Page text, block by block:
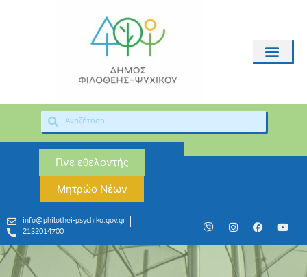
Γίνε εθελοντής
Μητρώο Νέων
info@philothei-psychiko.gov.gr
2132014700